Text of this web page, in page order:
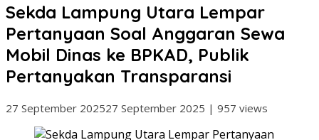
Sekda Lampung Utara Lempar
Pertanyaan Soal Anggaran Sewa
Mobil Dinas ke BPKAD, Publik
Pertanyakan Transparansi
27 September 202527 September 2025 | 957 views